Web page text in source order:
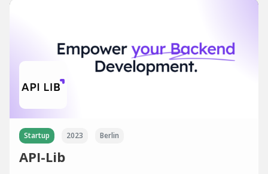
Startup 2023 Berlin
API-Lib